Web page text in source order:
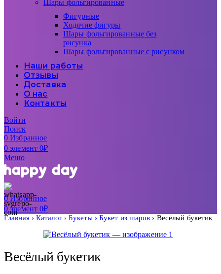
Шары фольгированные
Фигурные
Ходячие фигуры
Шары фольгированные без
рисунка
Шары фольгированные с рисунком
Наши работы
Отзывы
Доставка
О нас
Контакты
Войти
Поиск
0Избранное
0элемент 0₽
Меню
0Избранное
0элемент 0₽
Главная Каталог Букеты Букет из шаров Весёлый букетик
Весёлый букетик